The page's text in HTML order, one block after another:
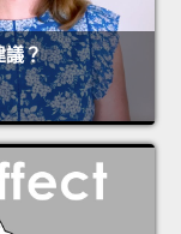
議？